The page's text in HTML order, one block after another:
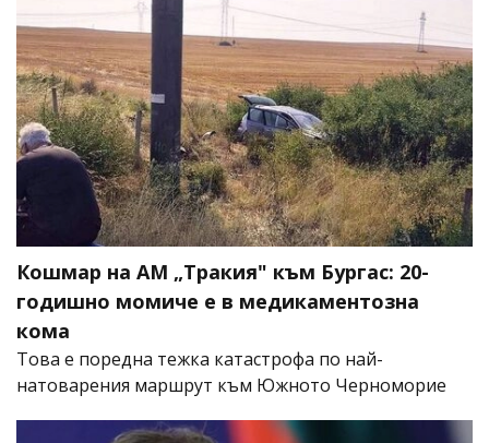
Кошмар на АМ „Тракия" към Бургас: 20-
годишно момиче е в медикаментозна
кома
Това е поредна тежка катастрофа по най-
натоварения маршрут към Южното Черноморие